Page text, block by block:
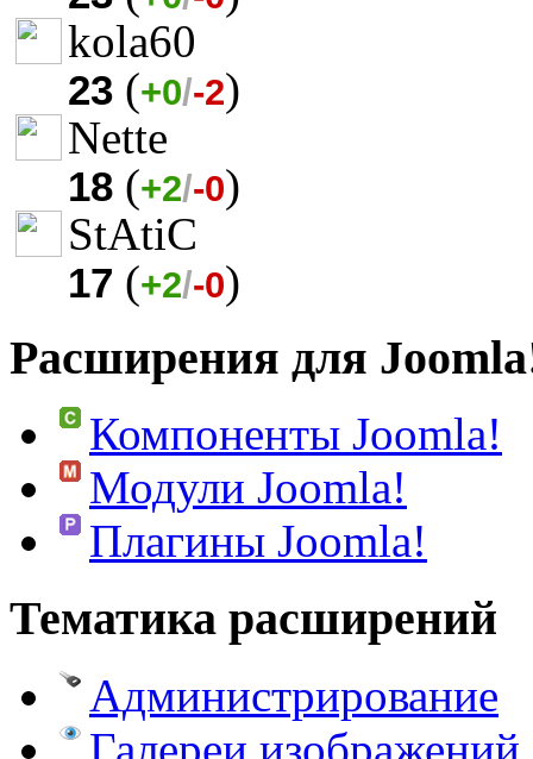
kola60
23 (+0/-2)
Nette
18 (+2/-0)
StAtiC
17 (+2/-0)
Расширения для
Компоненты Joomla!
Модули Joomla!
Плагины Joomla!
Тематика расширений
Администрирование
Галереи изображений